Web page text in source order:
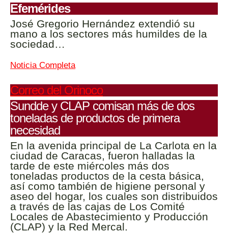
Efemérides
José Gregorio Hernández extendió su
mano a los sectores más humildes de la
sociedad…
Noticia Completa
Correo del Orinoco
Sundde y CLAP comisan más de dos
toneladas de productos de primera
necesidad
En la avenida principal de La Carlota en la
ciudad de Caracas, fueron halladas la
tarde de este miércoles más dos
toneladas productos de la cesta básica,
así como también de higiene personal y
aseo del hogar, los cuales son distribuidos
a través de las cajas de Los Comité
Locales de Abastecimiento y Producción
(CLAP) y la Red Mercal.